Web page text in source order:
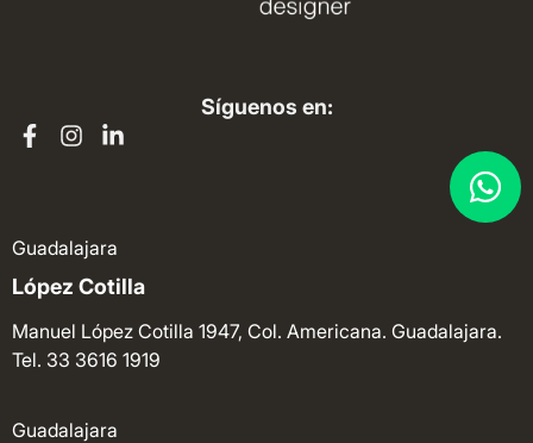
Síguenos en:
Guadalajara
López Cotilla
Manuel López Cotilla 1947, Col. Americana. Guadalajara.
Tel. 33 3616 1919
Guadalajara